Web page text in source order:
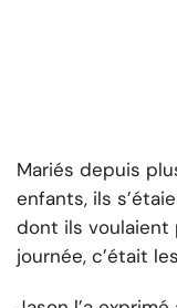
Mariés depuis
enfants, ils
dont ils voulaient
journée, c’était